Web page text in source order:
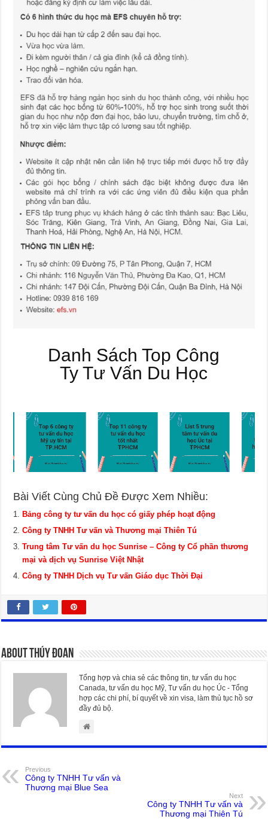
Danh Sách Top Công
Ty Tư Vấn Du Học
Bài Viết Cùng Chủ Đề Được Xem Nhiều:
Bảng công ty tư vấn du học có giấy phép hoạt động
Công ty TNHH Tư vấn và Thương mại Thiên Tú
Trung tâm Tư vấn du học Sunrise – Công ty Cổ phần thương
mại và dịch vụ Sunrise Việt Nhật
Công ty TNHH Dịch vụ Tư vấn Giáo dục Thời Đại
About Thúy Đoan
Tổng hợp và chia sẻ các thông tin, tư vấn du học
Canada, tư vấn du học Mỹ, Tư vấn du học Úc - Tổng
hợp các chi phí, bí quyết về xin visa, làm thủ tục hồ sơ
đầy đủ bộ.
Previous
Công ty TNHH Tư vấn và
Thương mại Blue Sea
Next
Công ty TNHH Tư vấn và
Thương mại Thiên Tú